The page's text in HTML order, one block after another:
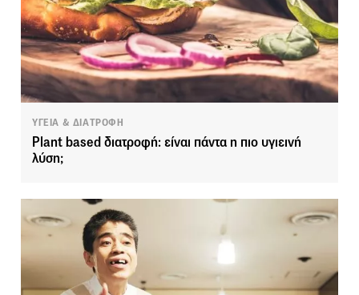
ΥΓΕΙΑ & ΔΙΑΤΡΟΦΗ
Plant based διατροφή: είναι πάντα η πιο υγιεινή
λύση;